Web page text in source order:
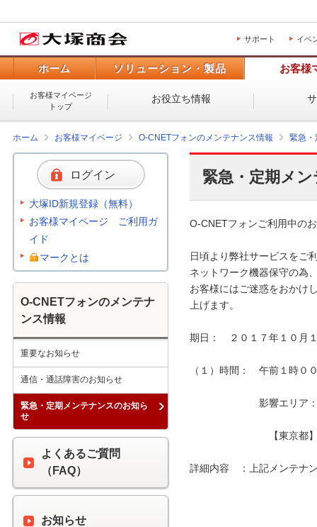
サポート イベ
ホーム ソリューション・製品 お客様
お客様マイページ
トップ
お役立ち情報
ホーム お客様マイページ O-CNETフォンのメンテナンス情報 緊急・
緊急・定期メ
O-CNETフォンご利用中の
日頃より弊社サービスをご
ネットワーク機器保守の為
お客様にはご迷惑をおかけ
上げます。
期日：　２０１７年１０月
（１）時間：　午前１時０
影響エリア：　下記
【東
詳細内容　：上記メンテナ
ログイン
大塚ID新規登録（無料）
お客様マイページ ご利用ガ
イド
マークとは
O-CNETフォンのメンテナ
ンス情報
重要なお知らせ
通信・通話障害のお知らせ
緊急・定期メンテナンスのお知ら
せ
よくあるご質問
（FAQ）
お知らせ